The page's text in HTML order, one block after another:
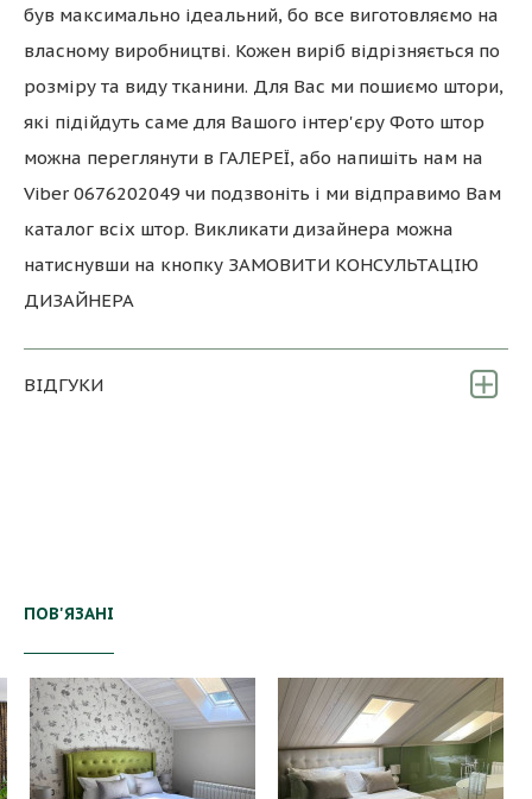
був максимально ідеальний, бо все виготовляємо на
власному виробництві. Кожен виріб відрізняється по
розміру та виду тканини. Для Вас ми пошиємо штори,
які підійдуть саме для Вашого інтер'єру Фото штор
можна переглянути в ГАЛЕРЕЇ, або напишіть нам на
Viber 0676202049 чи подзвоніть і ми відправимо Вам
каталог всіх штор. Викликати дизайнера можна
натиснувши на кнопку ЗАМОВИТИ КОНСУЛЬТАЦІЮ
ДИЗАЙНЕРА
ВІДГУКИ
ПОВ'ЯЗАНІ